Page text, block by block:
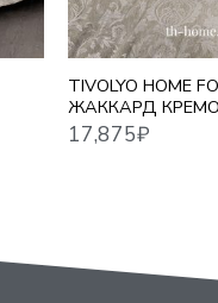
TIVOLYO HOME
ЖАККАРД